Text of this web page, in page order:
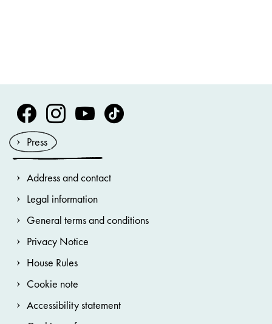
Volksoper Facebook
Volksoper Instagram
Volksoper Youtube
Volksoper TikTok
Press
Address and contact
Legal information
General terms and conditions
Privacy Notice
House Rules
Cookie note
Accessibility statement